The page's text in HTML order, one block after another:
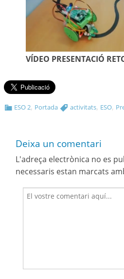
VÍDEO PRESENTACIÓ
ESO 2, Portada activitats, ESO,
Deixa un comentari
L'adreça electrònica no es
necessaris estan marcats